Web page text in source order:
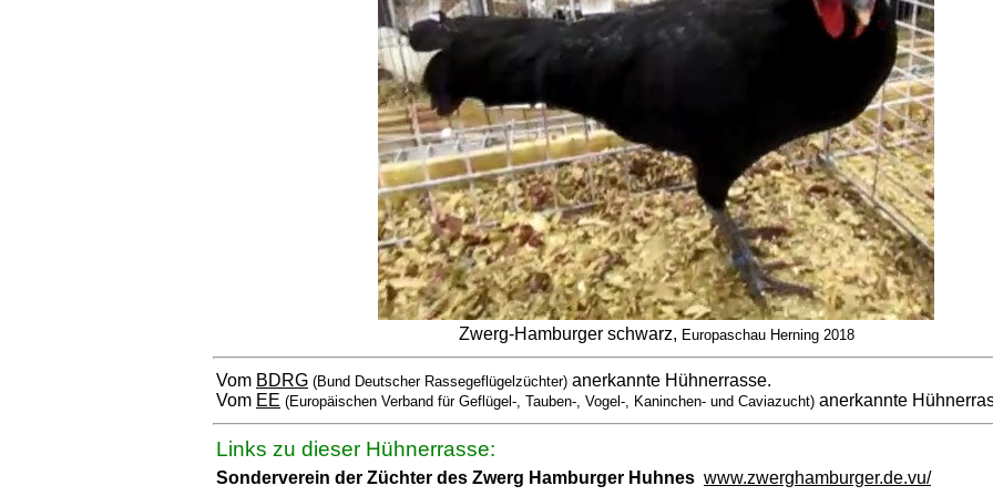
Zwerg-Hamburger schwarz, Europaschau Herning 2018
Vom BDRG (Bund Deutscher Rassegeflügelzüchter) anerkannte Hühnerrasse.
Vom EE (Europäischen Verband für Geflügel-, Tauben-, Vogel-, Kaninchen- und Caviazucht) anerkannte
Links zu dieser Hühnerrasse:
Sonderverein der Züchter des Zwerg Hamburger Huhnes www.zwerghamburger.de.vu/